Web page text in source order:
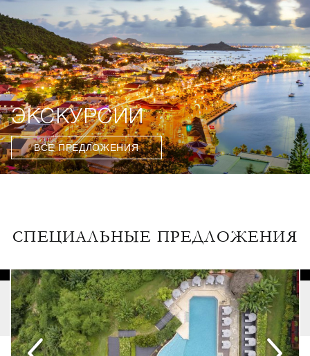
ЭКСКУРСИИ
ВСЕ ПРЕДЛОЖЕНИЯ
СПЕЦИАЛЬНЫЕ ПРЕДЛОЖЕНИЯ